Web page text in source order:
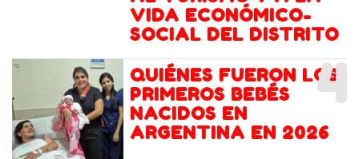
VIDA ECONÓMICO-
SOCIAL DEL DISTRITO
4
QUIÉNES FUERON LOS
PRIMEROS BEBÉS
NACIDOS EN
ARGENTINA EN 2026